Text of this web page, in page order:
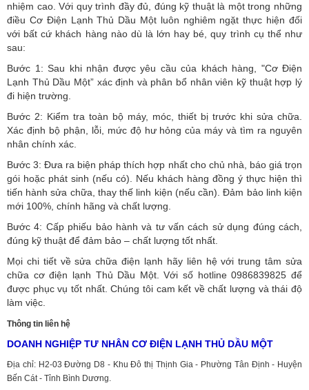
nhiệm cao. Với quy trình đầy đủ, đúng kỹ thuật là một trong những
điều Cơ Điện Lạnh Thủ Dầu Một luôn nghiêm ngặt thực hiện đối
với bất cứ khách hàng nào dù là lớn hay bé, quy trình cụ thể như
sau:
Bước 1: Sau khi nhận được yêu cầu của khách hàng, "Cơ Điện
Lạnh Thủ Dầu Một” xác định và phân bổ nhân viên kỹ thuật hợp lý
đi hiện trường.
Bước 2: Kiểm tra toàn bộ máy, móc, thiết bị trước khi sửa chữa.
Xác định bộ phận, lỗi, mức độ hư hỏng của máy và tìm ra nguyên
nhân chính xác.
Bước 3: Đưa ra biện pháp thích hợp nhất cho chủ nhà, báo giá trọn
gói hoặc phát sinh (nếu có). Nếu khách hàng đồng ý thực hiện thì
tiến hành sửa chữa, thay thế linh kiện (nếu cần). Đảm bảo linh kiện
mới 100%, chính hãng và chất lượng.
Bước 4: Cấp phiếu bảo hành và tư vấn cách sử dụng đúng cách,
đúng kỹ thuật để đảm bảo – chất lượng tốt nhất.
Mọi chi tiết về sửa chữa điện lạnh hãy liên hệ với trung tâm sửa
chữa cơ điện lạnh Thủ Dầu Một. Với số hotline 0986839825 để
được phục vụ tốt nhất. Chúng tôi cam kết về chất lượng và thái độ
làm việc.
Thông tin liên hệ
DOANH NGHIỆP TƯ NHÂN CƠ ĐIỆN LẠNH THỦ DẦU MỘT
Địa chỉ: H2-03 Đường D8 - Khu Đô thị Thịnh Gia - Phường Tân Định - Huyện
Bến Cát - Tỉnh Bình Dương.